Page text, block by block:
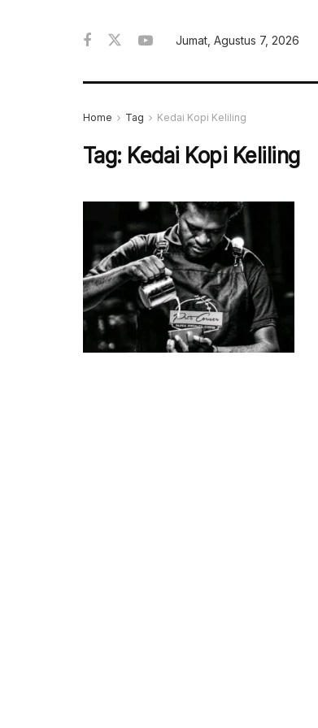
Jumat, Agustus 7, 2026
Home Tag Kedai Kopi Keliling
Tag: Kedai Kopi Keliling